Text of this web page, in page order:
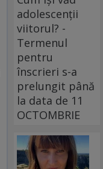
adolescenții
viitorul? -
Termenul
pentru
înscrieri s-a
prelungit până
la data de 11
OCTOMBRIE